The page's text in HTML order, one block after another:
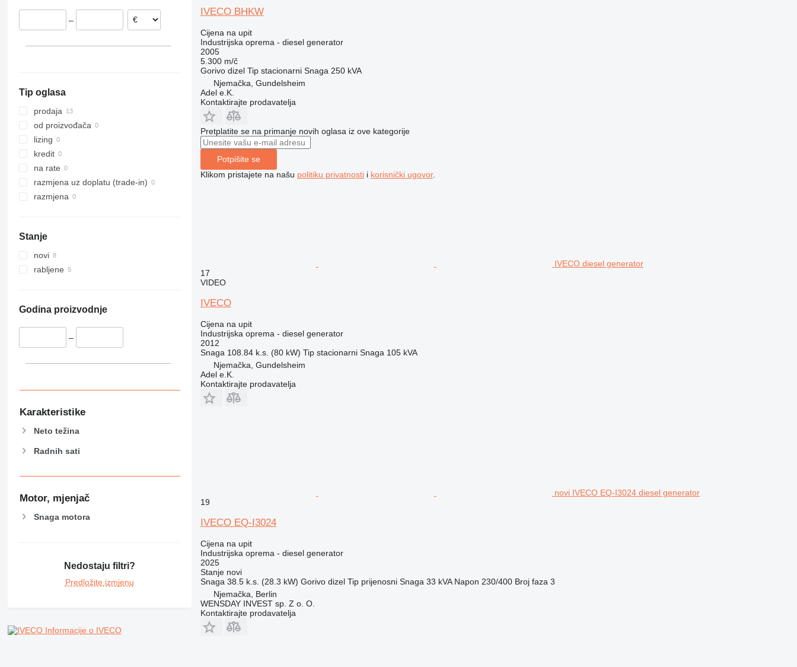
Stuttgart
Strehla
Belgija
Poljska
–
Tip oglasa
prodaja
od proizvođača
lizing
kredit
na rate
razmjena uz doplatu (trade-in)
razmjena
Stanje
novi
rabljene
Godina proizvodnje
–
Karakteristike
Neto težina
Radnih sati
Motor, mjenjač
Snaga motora
Nedostaju filtri?
Predložite izmjenu
Informacije o IVECO
IVECO BHKW
Cijena na upit
Industrijska oprema - diesel generator
2005
5.300 m/č
Gorivo dizel Tip stacionarni Snaga 250 kVA
Njemačka, Gundelsheim
Adel e.K.
Kontaktirajte prodavatelja
Pretplatite se na primanje novih oglasa iz ove kategorije
Potpišite se
Klikom pristajete na našu politiku privatnostii korisnički ugovor.
IVECO diesel generator
17
VIDEO
IVECO
Cijena na upit
Industrijska oprema - diesel generator
2012
Snaga 108.84 k.s. (80 kW) Tip stacionarni Snaga 105 kVA
Njemačka, Gundelsheim
Adel e.K.
Kontaktirajte prodavatelja
novi IVECO EQ-I3024 diesel generator
19
IVECO EQ-I3024
Cijena na upit
Industrijska oprema - diesel generator
2025
Stanjenovi
Snaga 38.5 k.s. (28.3 kW) Gorivo dizel Tip prijenosni Snaga 33 kVA Napon 230/400 Broj faza 3
Njemačka, Berlin
WENSDAY INVEST sp. Z o. O.
Kontaktirajte prodavatelja